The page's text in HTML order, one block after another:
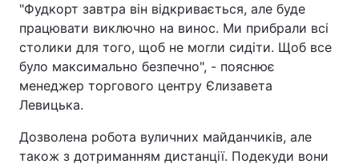
"Фудкорт завтра він відкривається, але буде
працювати виключно на винос. Ми прибрали всі
столики для того, щоб не могли сидіти. Щоб все
було максимально безпечно", - пояснює
менеджер торгового центру Єлизавета
Левицька.
Дозволена робота вуличних майданчиків, але
також з дотриманням дистанції. Подекуди вони